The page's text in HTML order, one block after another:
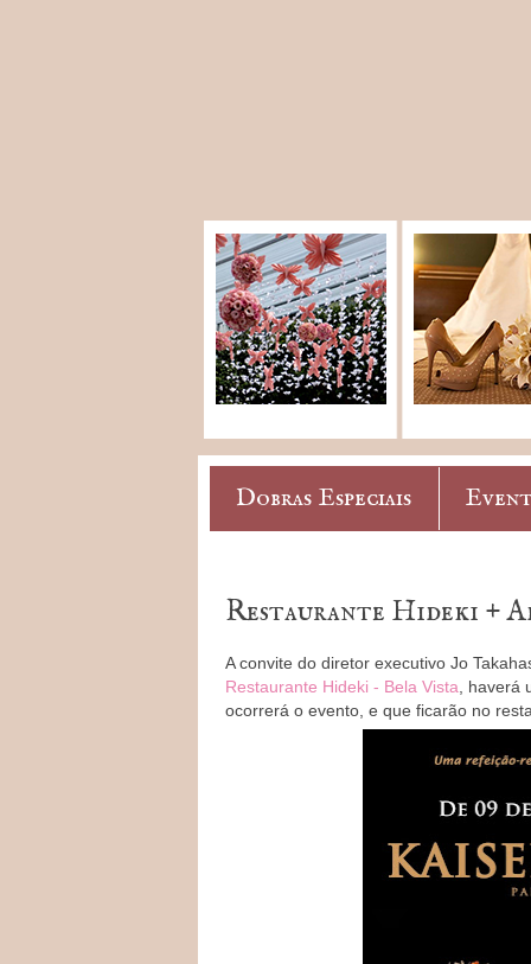
Dobras Especiais
Restaurante Hideki +
A convite do diretor executivo Jo
Restaurante Hideki - Bela Vista, haverá
ocorrerá o evento, e que ficarão no